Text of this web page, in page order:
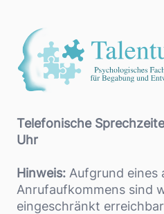
Telefonische
Uhr
Hinweis: Aufgrund eines
Anrufaufkommens sind
eingeschränkt